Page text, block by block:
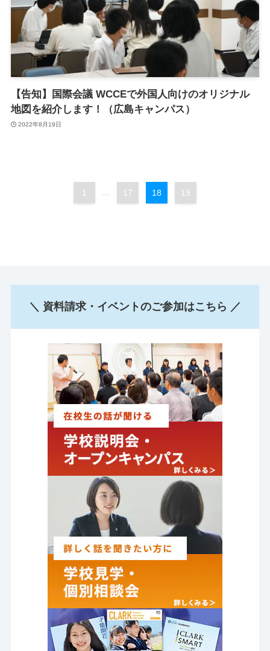
【告知】国際会議 WCCEで外国人向けのオリジナル
地図を紹介します！（広島キャンパス）
2022年8月19日
1 ... 17 18 19
＼ 資料請求・イベントのご参加はこちら ／